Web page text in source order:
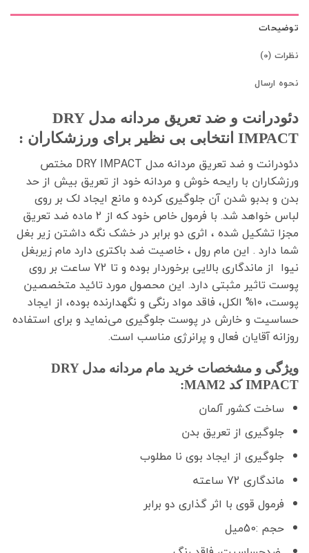
توضیحات
نظرات (0)
نحوه ارسال
دئودرانت و ضد تعریق مردانه مدل DRY
IMPACT انتخابی بی نظیر برای ورزشکاران :
دئودرانت و ضد تعریق مردانه مدل DRY IMPACT مختص
ورزشکاران با رایحه خوش و مردانه خود از تعریق بیش از حد
بدن و بدبو شدن آن جلوگیری کرده و مانع ایجاد لک بر روی
لباس خواهد شد. با فرمول خاص خود که از 2 ماده ضد تعریق
مجزا تشکیل شده ، اثری دو برابر در خشک نگه داشتن زیر بغل
شما دارد . این مام رول ، خاصیت ضد باکتری دارد مام زیربغل
نیوا از ماندگاری بالایی برخوردار بوده و تا 72 ساعت بر روی
پوست تاثیر مثبتی دارد. این محصول مورد تائید متخصصین
پوست، 10% الکل، فاقد مواد رنگی و نگهدارنده بوده، از ایجاد
حساسیت و خارش در پوست جلوگیری می‌نماید و برای استفاده
روزانه آقایان فعال و پرانرژی مناسب است.
ویژگی و مشخصات خرید مام مردانه مدل DRY
IMPACT کد MAM2:
ساخت کشور آلمان
جلوگیری از تعریق بدن
جلوگیری از ایجاد بوی نا مطلوب
ماندگاری 72 ساعته
فرمول قوی با اثر گذاری دو برابر
حجم :50میل